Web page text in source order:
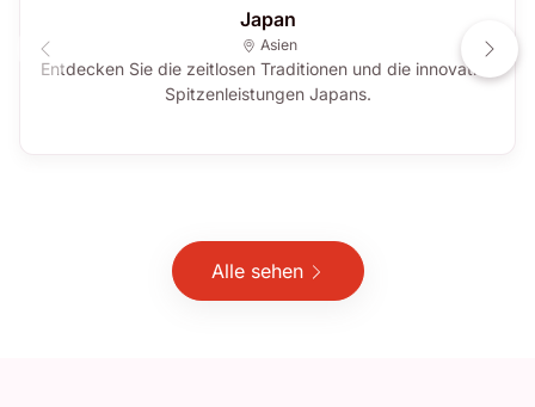
Japan
Asien
Entdecken Sie die zeitlosen Traditionen und die innovative
Spitzenleistungen Japans.
Alle sehen